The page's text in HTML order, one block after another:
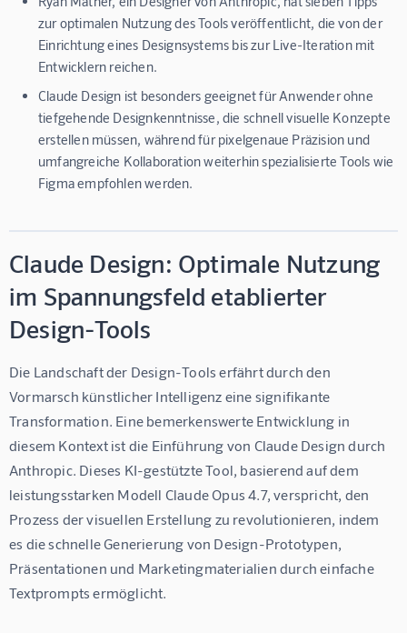
zur optimalen Nutzung des Tools veröffentlicht, die von der
Einrichtung eines Designsystems bis zur Live-Iteration mit
Entwicklern reichen.
Claude Design ist besonders geeignet für Anwender ohne
tiefgehende Designkenntnisse, die schnell visuelle Konzepte
erstellen müssen, während für pixelgenaue Präzision und
umfangreiche Kollaboration weiterhin spezialisierte Tools wie
Figma empfohlen werden.
Claude Design: Optimale Nutzung
im Spannungsfeld etablierter
Design-Tools
Die Landschaft der Design-Tools erfährt durch den
Vormarsch künstlicher Intelligenz eine signifikante
Transformation. Eine bemerkenswerte Entwicklung in
diesem Kontext ist die Einführung von Claude Design durch
Anthropic. Dieses KI-gestützte Tool, basierend auf dem
leistungsstarken Modell Claude Opus 4.7, verspricht, den
Prozess der visuellen Erstellung zu revolutionieren, indem
es die schnelle Generierung von Design-Prototypen,
Präsentationen und Marketingmaterialien durch einfache
Textprompts ermöglicht.